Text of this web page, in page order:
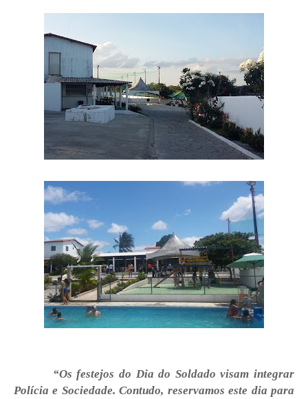
“Os festejos do Dia do Soldado visam integrar
Polícia e Sociedade. Contudo, reservamos este dia para